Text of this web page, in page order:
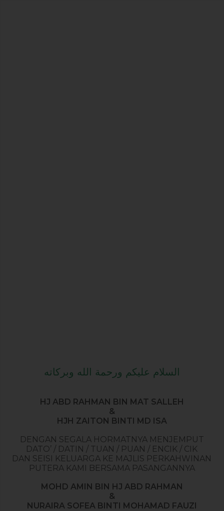
السلام عليكم ورحمة الله وبركاته
HJ ABD RAHMAN BIN MAT SALLEH
&
HJH ZAITON BINTI MD ISA
DENGAN SEGALA HORMATNYA MENJEMPUT
DATO’ / DATIN / TUAN / PUAN / ENCIK / CIK
DAN SEISI KELUARGA KE MAJLIS PERKAHWINAN
PUTERA KAMI BERSAMA PASANGANNYA
MOHD AMIN BIN HJ ABD RAHMAN
&
NURAIRA SOFEA BINTI MOHAMAD FAUZI